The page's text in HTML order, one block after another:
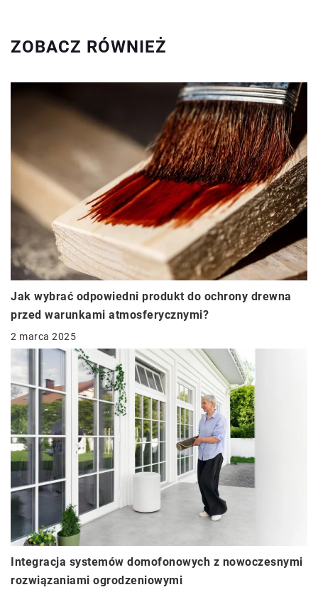
ZOBACZ RÓWNIEŻ
Jak wybrać odpowiedni produkt do ochrony drewna
przed warunkami atmosferycznymi?
2 marca 2025
Integracja systemów domofonowych z nowoczesnymi
rozwiązaniami ogrodzeniowymi